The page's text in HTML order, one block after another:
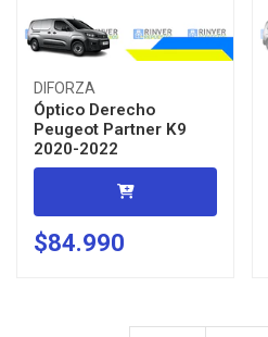
DIFORZA
Óptico Derecho
Peugeot Partner K9
2020-2022
$84.990